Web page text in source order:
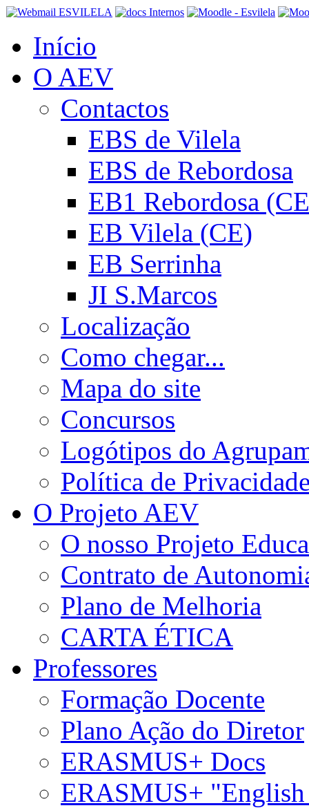
Início
O AEV
Contactos
EBS de Vilela
EBS de Rebordosa
EB1 Rebordosa
EB Vilela (CE)
EB Serrinha
JI S.Marcos
Localização
Como chegar...
Mapa do site
Concursos
Logótipos do
Política de
O Projeto AEV
O nosso Projeto
Contrato de
Plano de Melhoria
CARTA ÉTICA
Professores
Formação Docente
Plano Ação do Diretor
ERASMUS+ Docs
ERASMUS+